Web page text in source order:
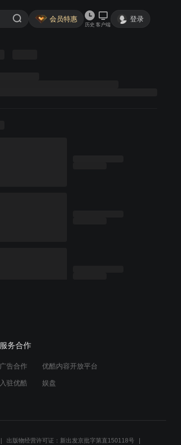
会员特惠
历史 客户端
登录
服务合作
广告合作 优酷内容开放平台
入驻优酷 娱盘
出版物经营许可证：新出发京批字第直150118号